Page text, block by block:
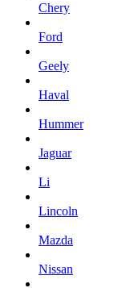
Chery
Ford
Geely
Haval
Hummer
Jaguar
Li
Lincoln
Mazda
Nissan